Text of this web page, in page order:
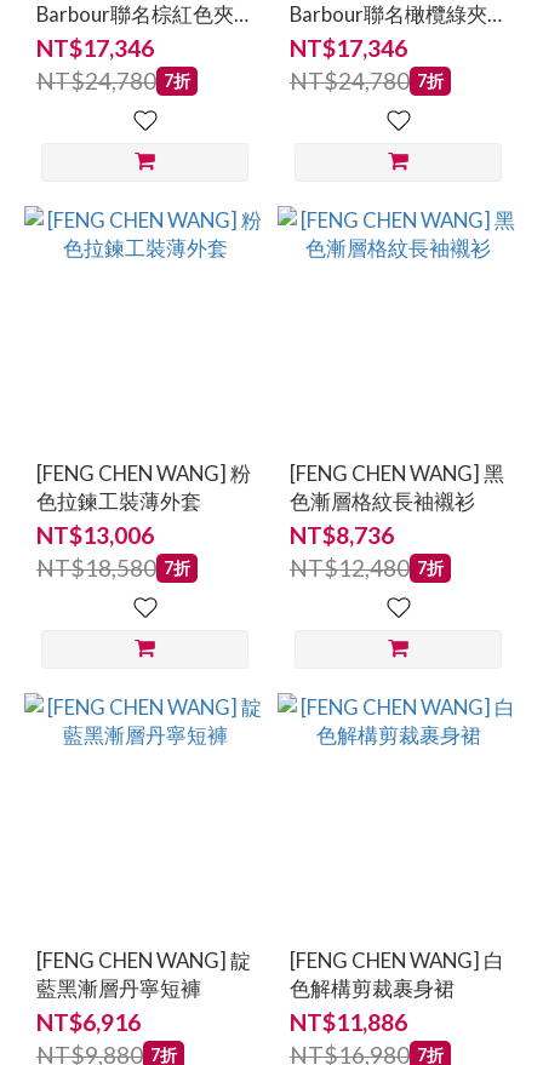
Barbour聯名棕紅色夾
克外套
NT$17,346
NT$24,780 7折
Barbour聯名橄欖綠夾
克外套
NT$17,346
NT$24,780 7折
[FENG CHEN WANG] 粉
色拉鍊工裝薄外套
NT$13,006
NT$18,580 7折
[FENG CHEN WANG] 黑
色漸層格紋長袖襯衫
NT$8,736
NT$12,480 7折
[FENG CHEN WANG] 靛
藍黑漸層丹寧短褲
NT$6,916
NT$9,880 7折
[FENG CHEN WANG] 白
色解構剪裁裹身裙
NT$11,886
NT$16,980 7折